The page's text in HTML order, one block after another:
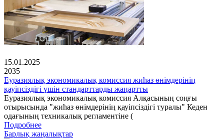
15.01.2025
2035
Еуразиялық экономикалық комиссия жиһаз өнімдерінің
қауіпсіздігі үшін стандарттарды жаңартты
Еуразиялық экономикалық комиссия Алқасының соңғы
отырысында "жиһаз өнімдерінің қауіпсіздігі туралы" Кеден
одағының техникалық регламентіне (
Подробнее
Барлық жаңалықтар